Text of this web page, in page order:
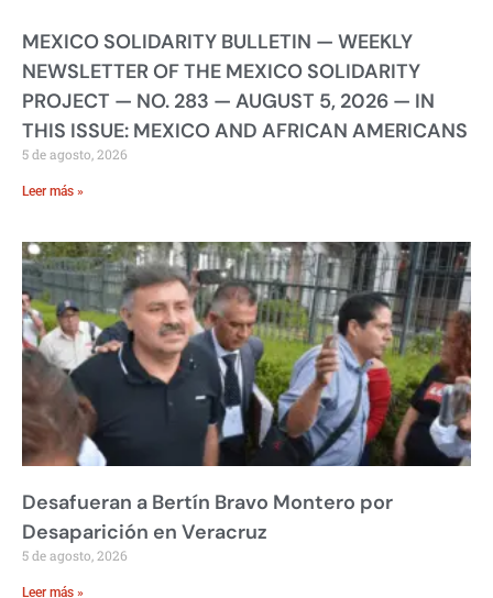
MEXICO SOLIDARITY BULLETIN — WEEKLY
NEWSLETTER OF THE MEXICO SOLIDARITY
PROJECT — NO. 283 — AUGUST 5, 2026 — IN
THIS ISSUE: MEXICO AND AFRICAN AMERICANS
5 de agosto, 2026
Leer más »
Desafueran a Bertín Bravo Montero por
Desaparición en Veracruz
5 de agosto, 2026
Leer más »